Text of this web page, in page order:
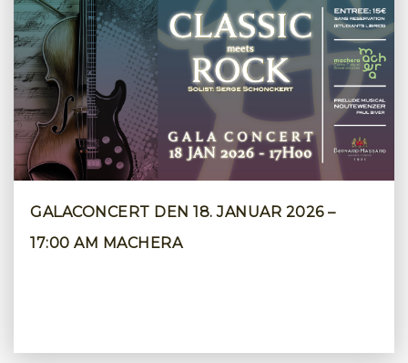
GALACONCERT DEN 18. JANUAR 2026 –
17:00 AM MACHERA